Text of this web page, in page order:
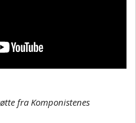
fra Komponistenes